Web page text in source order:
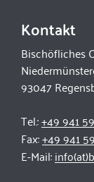
Kontakt
Bischöfliches
93047
Tel.:+49 941
Fax:+49 941
E-Mail: